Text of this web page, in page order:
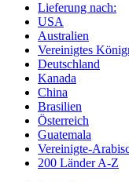
Lieferung nach:
USA
Australien
Vereinigtes
Deutschland
Kanada
China
Brasilien
Österreich
Guatemala
Vereinigte-
200 Länder A-Z